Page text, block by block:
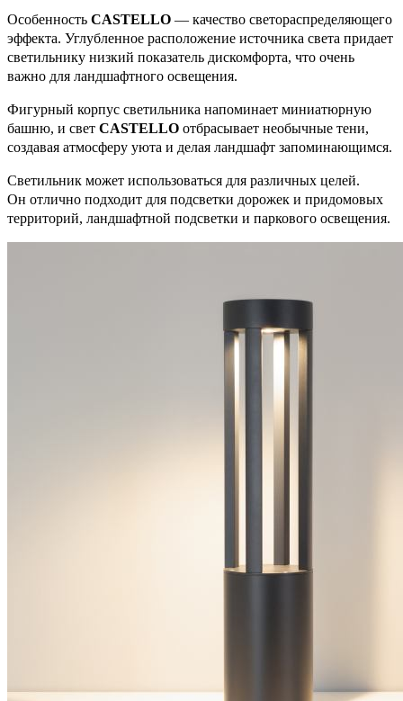
Особенность CASTELLO — качество светораспределяющего
эффекта. Углубленное расположение источника света придает
светильнику низкий показатель дискомфорта, что очень
важно для ландшафтного освещения.
Фигурный корпус светильника напоминает миниатюрную
башню, и свет CASTELLO отбрасывает необычные тени,
создавая атмосферу уюта и делая ландшафт запоминающимся.
Светильник может использоваться для различных целей.
Он отлично подходит для подсветки дорожек и придомовых
территорий, ландшафтной подсветки и паркового освещения.